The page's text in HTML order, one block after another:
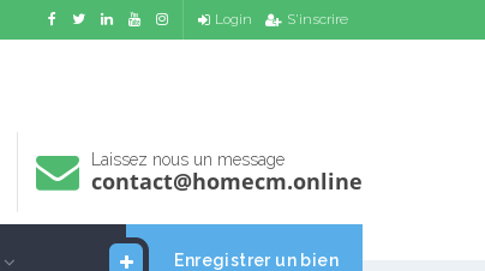
Login S'inscrire
Laissez nous un message
contact@homecm.online
Enregistrer un bien